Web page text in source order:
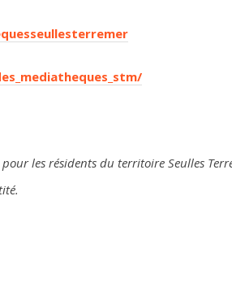
les résidents du territoire Seulles